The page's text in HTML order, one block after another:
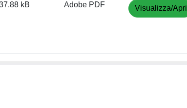
kB Adobe PDF Visualizza/Apri